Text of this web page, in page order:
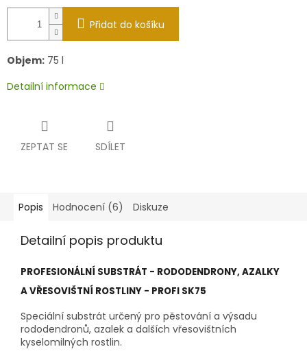
Přidat do košíku
Objem: 75 l
Detailní informace
ZEPTAT SE SDÍLET
Popis Hodnocení (6) Diskuze
Detailní popis produktu
PROFESIONÁLNÍ SUBSTRÁT - RODODENDRONY, AZALKY
A VŘESOVIŠTNÍ ROSTLINY - PROFI SK75
Speciální substrát určený pro pěstování a výsadu
rododendronů, azalek a dalších vřesovištních
kyselomilných rostlin.